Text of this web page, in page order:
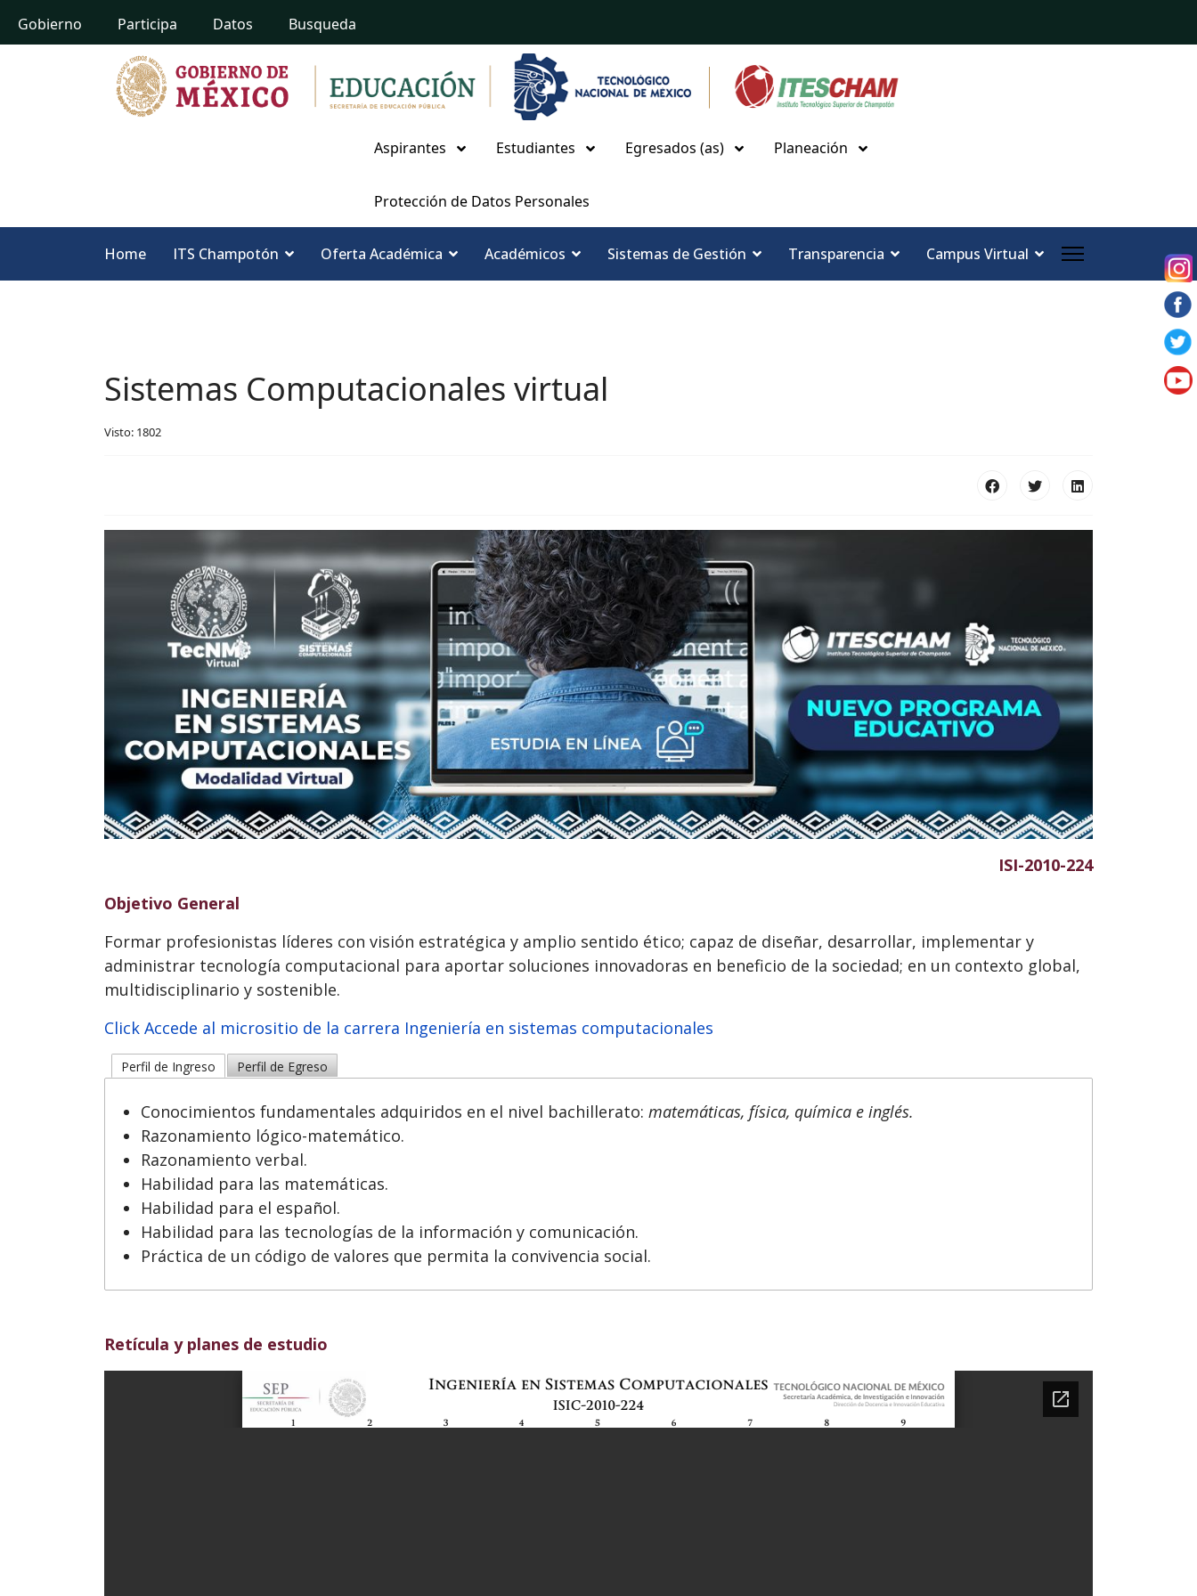
Gobierno Participa Datos Busqueda
Aspirantes Estudiantes Egresados (as) Planeación
Protección de Datos Personales
Home ITS Champotón Oferta Académica Académicos Sistemas de Gestión Transparencia Campus Virtual
Sistemas Computacionales virtual
Visto: 1802
ISI-2010-224
Objetivo General
Formar profesionistas líderes con visión estratégica y amplio sentido ético; capaz de diseñar, desarrollar, implementar y
administrar tecnología computacional para aportar soluciones innovadoras en beneficio de la sociedad; en un contexto global,
multidisciplinario y sostenible.
Click Accede al micrositio de la carrera Ingeniería en sistemas computacionales
Perfil de Ingreso Perfil de Egreso
Conocimientos fundamentales adquiridos en el nivel bachillerato: matemáticas, física, química e inglés.
Razonamiento lógico-matemático.
Razonamiento verbal.
Habilidad para las matemáticas.
Habilidad para el español.
Habilidad para las tecnologías de la información y comunicación.
Práctica de un código de valores que permita la convivencia social.
Retícula y planes de estudio